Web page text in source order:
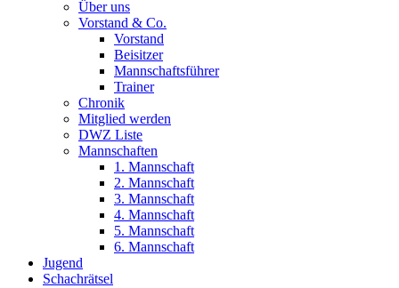
Über uns
Vorstand & Co.
Vorstand
Beisitzer
Mannschaftsführer
Trainer
Chronik
Mitglied werden
DWZ Liste
Mannschaften
1. Mannschaft
2. Mannschaft
3. Mannschaft
4. Mannschaft
5. Mannschaft
6. Mannschaft
Jugend
Schachrätsel